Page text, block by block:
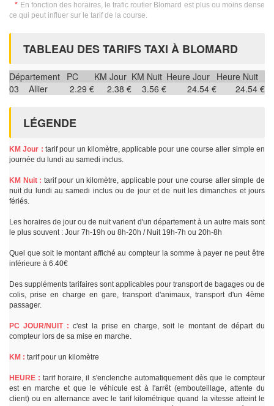
* En fonction des horaires, le trafic routier Blomard est plus ou moins dense
ce qui peut influer sur le tarif de la course.
TABLEAU DES TARIFS TAXI À BLOMARD
Département PC KM Jour KM Nuit Heure Jour Heure Nuit
03
Allier 2.29 € 2.38 € 3.56 € 24.54 € 24.54 €
LÉGENDE
KM Jour : tarif pour un kilomètre, applicable pour une course aller simple en
journée du lundi au samedi inclus.
KM Nuit : tarif pour un kilomètre, applicable pour une course aller simple de
nuit du lundi au samedi inclus ou de jour et de nuit les dimanches et jours
fériés.
Les horaires de jour ou de nuit varient d'un département à un autre mais sont
le plus souvent : Jour 7h-19h ou 8h-20h / Nuit 19h-7h ou 20h-8h
Quel que soit le montant affiché au compteur la somme à payer ne peut être
inférieure à 6.40€
Des suppléments tarifaires sont applicables pour transport de bagages ou de
colis, prise en charge en gare, transport d'animaux, transport d'un 4ème
passager.
PC JOUR/NUIT : c'est la prise en charge, soit le montant de départ du
compteur lors de sa mise en marche.
KM : tarif pour un kilomètre
HEURE : tarif horaire, il s'enclenche automatiquement dès que le compteur
est en marche et que le véhicule est à l'arrêt (embouteillage, attente du
client) ou en alternance avec le tarif kilométrique quand la vitesse atteint le